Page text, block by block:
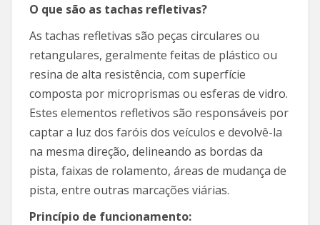
O que são as tachas refletivas?
As tachas refletivas são peças circulares ou
retangulares, geralmente feitas de plástico ou
resina de alta resistência, com superfície
composta por microprismas ou esferas de vidro.
Estes elementos refletivos são responsáveis por
captar a luz dos faróis dos veículos e devolvê-la
na mesma direção, delineando as bordas da
pista, faixas de rolamento, áreas de mudança de
pista, entre outras marcações viárias.
Princípio de funcionamento: